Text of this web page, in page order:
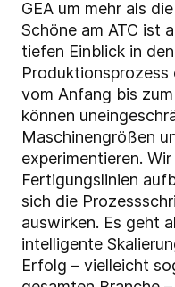
GEA um mehr als
Schöne am ATC ist
tiefen Einblick in
vom Anfang bis zum
können
Maschinengrößen
experimentieren.
Fertigungslinien
sich die
auswirken. Es geht
intelligente
Erfolg – vielleicht